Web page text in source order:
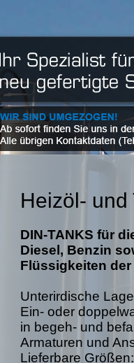
Heizöl- und
DIN-TANKS für
Diesel, Benzin
Flüssigkeiten der
Unterirdische
Ein- oder
in begeh- und
Armaturen und
Lieferbare